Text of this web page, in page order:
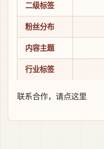
二级标签
粉丝分布
内容主题
行业标签
联系合作， 请点这里